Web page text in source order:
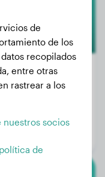
2 años, 9 meses
de
de los
recopilados
entre otras
rastrear a los
nuestros socios
de